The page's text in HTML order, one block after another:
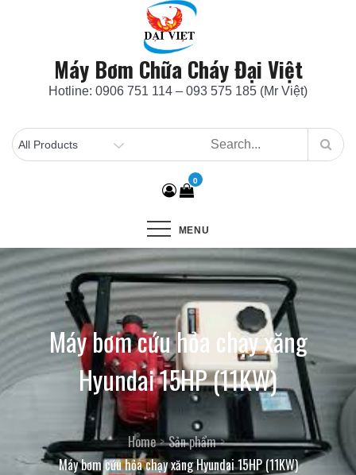
Máy Bơm Chữa Cháy Đại Việt
Hotline: 0906 751 114 – 093 575 185 (Mr Việt)
0
MENU
Máy bơm cứu hỏa chạy xăng
Hyundai 15HP (11KW)
Home
Sản phẩm
Máy bơm cứu hỏa chạy xăng Hyundai 15HP (11KW)